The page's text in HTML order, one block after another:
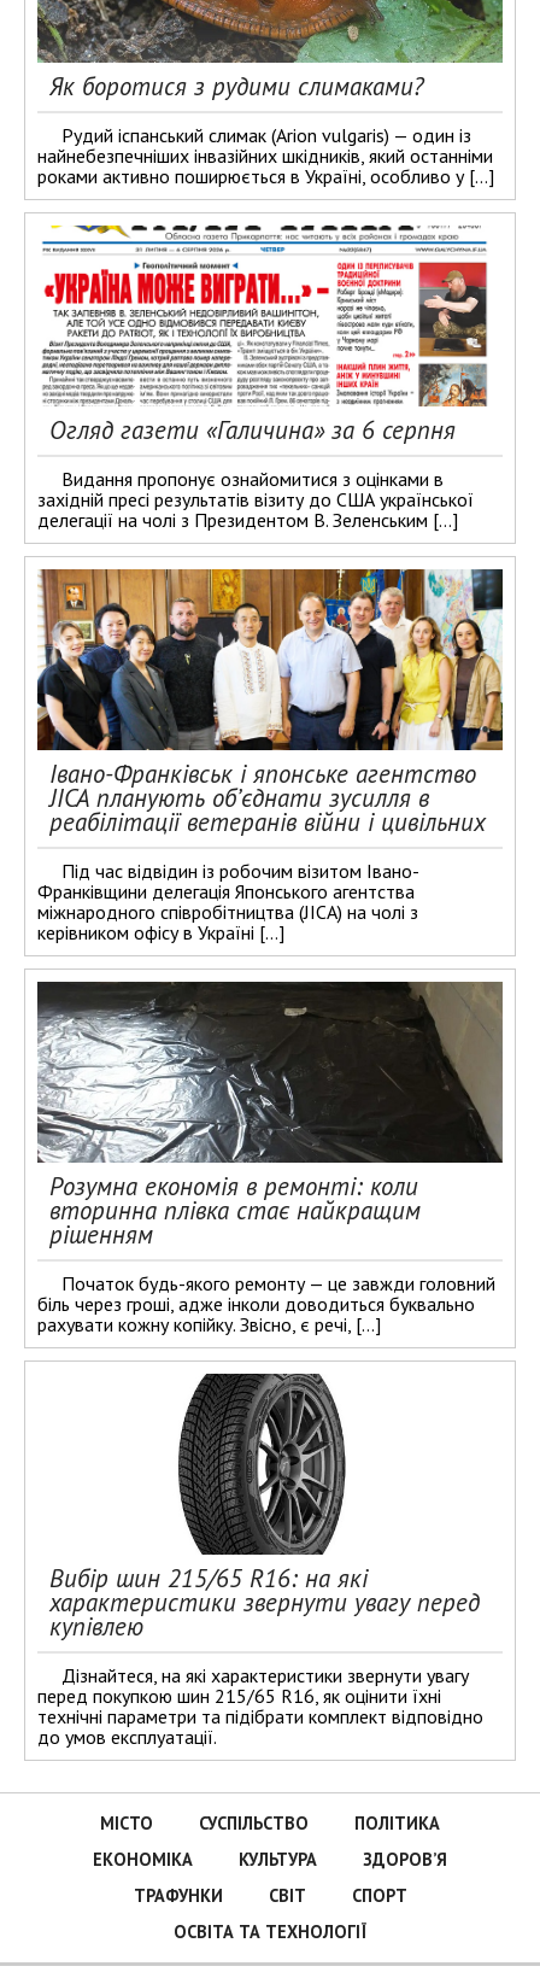
Як боротися з рудими слимаками?
Рудий іспанський слимак (Arion vulgaris) — один із
найнебезпечніших інвазійних шкідників, який останніми
роками активно поширюється в Україні, особливо у […]
Огляд газети «Галичина» за 6 серпня
Видання пропонує ознайомитися з оцінками в
західній пресі результатів візиту до США української
делегації на чолі з Президентом В. Зеленським […]
Івано-Франківськ і японське агентство
JICA планують об’єднати зусилля в
реабілітації ветеранів війни і цивільних
Під час відвідин із робочим візитом Івано-
Франківщини делегація Японського агентства
міжнародного співробітництва (JICA) на чолі з
керівником офісу в Україні […]
Розумна економія в ремонті: коли
вторинна плівка стає найкращим
рішенням
Початок будь-якого ремонту — це завжди головний
біль через гроші, адже інколи доводиться буквально
рахувати кожну копійку. Звісно, є речі, […]
Вибір шин 215/65 R16: на які
характеристики звернути увагу перед
купівлею
Дізнайтеся, на які характеристики звернути увагу
перед покупкою шин 215/65 R16, як оцінити їхні
технічні параметри та підібрати комплект відповідно
до умов експлуатації.
МІСТО СУСПІЛЬСТВО
ПОЛІТИКА
ЕКОНОМІКА
КУЛЬТУРА
ЗДОРОВ’Я
ТРАФУНКИ
СВІТ
СПОРТ
ОСВІТА ТА ТЕХНОЛОГІЇ